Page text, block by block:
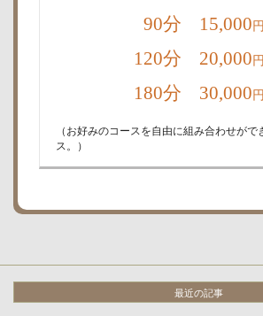
90分 15,000円
120分 20,000円
180分 30,000円
（お好みのコースを自由に組み合わせがで
ス。）
最近の記事